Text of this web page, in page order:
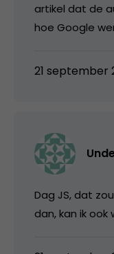
artikel dat de
hoe Google
21 september
Dag JS, dat
dan, kan ik ook